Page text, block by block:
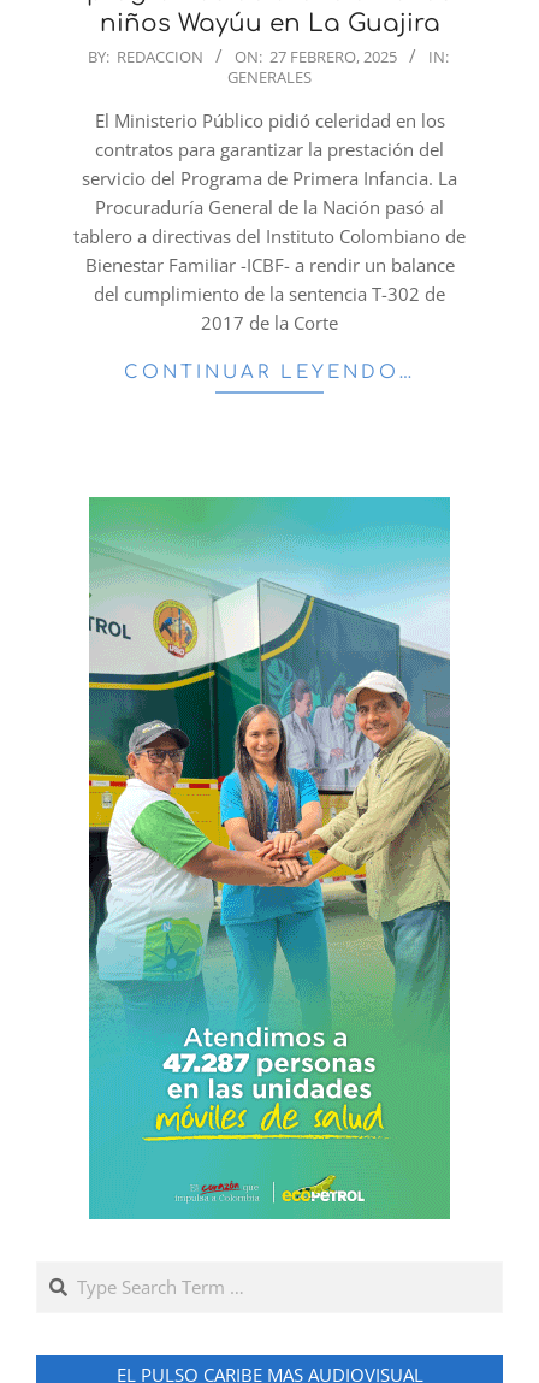
niños Wayúu en La Guajira
2025-
BY: REDACCION ON: 27 FEBRERO, 2025
IN:
GENERALES
El Ministerio Público pidió celeridad en los
contratos para garantizar la prestación del
servicio del Programa de Primera Infancia. La
Procuraduría General de la Nación pasó al
tablero a directivas del Instituto Colombiano de
Bienestar Familiar -ICBF- a rendir un balance
del cumplimiento de la sentencia T-302 de
2017 de la Corte
CONTINUAR LEYENDO…
Search
EL PULSO CARIBE MAS AUDIOVISUAL